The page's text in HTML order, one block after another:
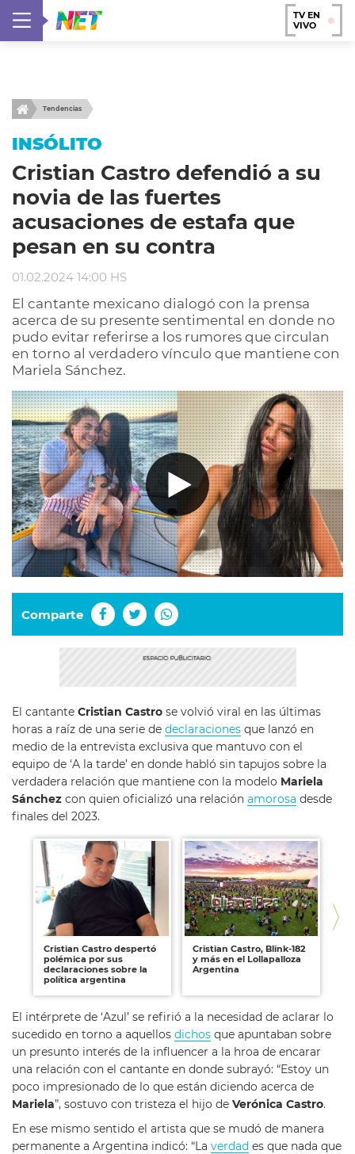
TV EN
VIVO
Tendencias
INSÓLITO
Cristian Castro defendió a su
novia de las fuertes
acusaciones de estafa que
pesan en su contra
01.02.2024 14:00 HS
El cantante mexicano dialogó con la prensa
acerca de su presente sentimental en donde no
pudo evitar referirse a los rumores que circulan
en torno al verdadero vínculo que mantiene con
Mariela Sánchez.
Comparte
El cantante Cristian Castro se volvió viral en las últimas
horas a raíz de una serie de declaraciones que lanzó en
medio de la entrevista exclusiva que mantuvo con el
equipo de ‘A la tarde’ en donde habló sin tapujos sobre la
verdadera relación que mantiene con la modelo Mariela
Sánchez con quien oficializó una relación amorosa desde
finales del 2023.
Cristian Castro despertó
polémica por sus
declaraciones sobre la
política argentina
Cristian Castro, Blink-182
y más en el Lollapalloza
Argentina
El intérprete de ‘Azul’ se refirió a la necesidad de aclarar lo
sucedido en torno a aquellos dichos que apuntaban sobre
un presunto interés de la influencer a la hroa de encarar
una relación con el cantante en donde subrayó: “Estoy un
poco impresionado de lo que están diciendo acerca de
Mariela”, sostuvo con tristeza el hijo de Verónica Castro.
En ese mismo sentido el artista que se mudó de manera
permanente a Argentina indicó: “La verdad es que nada que